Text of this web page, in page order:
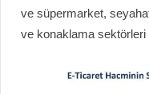
ve süpermarket,
ve konaklama sektörleri